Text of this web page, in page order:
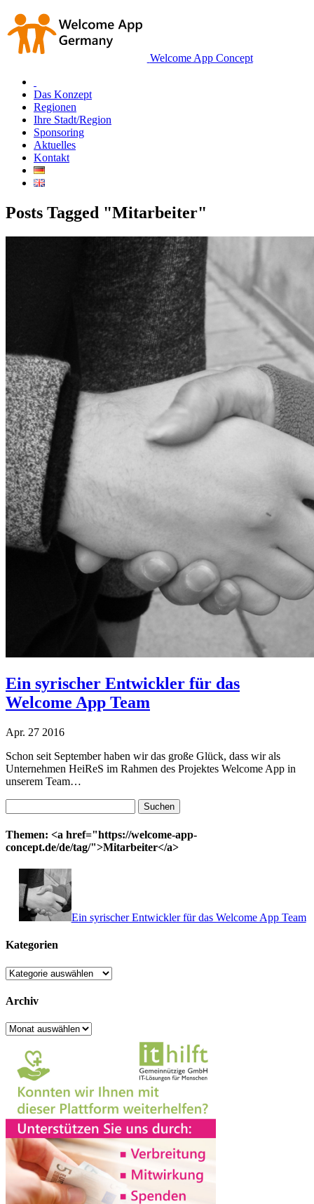
Welcome App Concept
Das Konzept
Regionen
Ihre Stadt/Region
Sponsoring
Aktuelles
Kontakt
Posts Tagged "Mitarbeiter"
Ein syrischer Entwickler für das
Welcome App Team
Apr. 27 2016
Schon seit September haben wir das große Glück, dass wir als
Unternehmen HeiReS im Rahmen des Projektes Welcome App in
unserem Team…
nach:
Themen: <a href="https://welcome-app-
concept.de/de/tag/">Mitarbeiter</a>
Ein syrischer Entwickler für das Welcome App Team
Kategorien
Kategorien
Archiv
Archiv